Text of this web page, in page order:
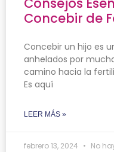
Concebir de
Concebir un hijo es
anhelados por
camino hacia la
Es aquí
LEER MÁS »
febrero 13, 2024 No